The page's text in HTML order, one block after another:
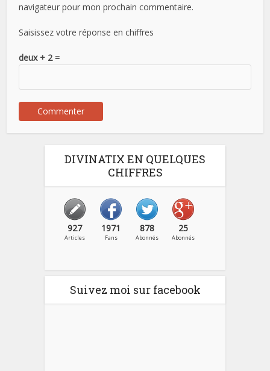
navigateur pour mon prochain commentaire.
Saisissez votre réponse en chiffres
deux + 2 =
DIVINATIX EN QUELQUES
CHIFFRES
927
Articles
1971
Fans
878
Abonnés
25
Abonnés
Suivez moi sur facebook